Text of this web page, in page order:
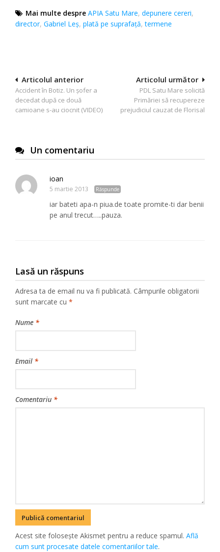
Mai multe despre APIA Satu Mare,depunere cereri,
director,Gabriel Leş,plată pe suprafață,termene
Navigare
în
articole
Articolul următor
PDL Satu Mare solicită
Primăriei să recupereze
prejudiciul cauzat de Florisal
Articolul anterior
Accident în Botiz. Un şofer a
decedat după ce două
camioane s-au ciocnit (VIDEO)
Un comentariu
ioan
5 martie 2013 Răspunde
iar bateti apa-n piua.de toate promite-ti dar benii
pe anul trecut…..pauza.
Lasă un răspuns
Adresa ta de email nu va fi publicată. Câmpurile obligatorii
sunt marcate cu*
Nume *
Email *
Comentariu *
Acest site folosește Akismet pentru a reduce spamul.Află
cum sunt procesate datele comentariilor tale.